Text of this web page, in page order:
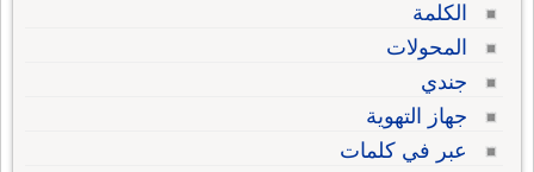
الكلمة
المحولات
جندي
جهاز التهوية
عبر في كلمات